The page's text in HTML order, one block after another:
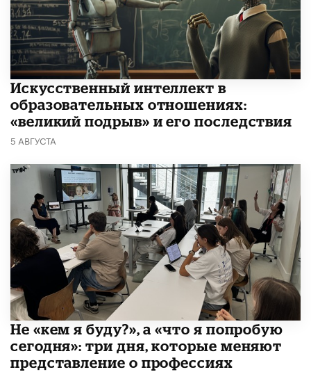
​Искусственный интеллект в
образовательных отношениях:
«великий подрыв» и его последствия
5 АВГУСТА
Не «кем я буду?», а «что я попробую
сегодня»: три дня, которые меняют
представление о профессиях